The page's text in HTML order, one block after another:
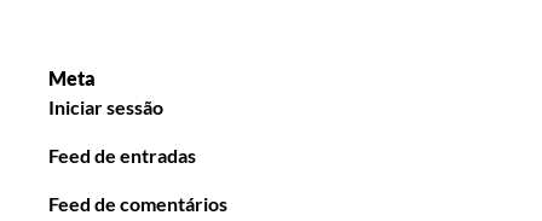
Meta
Iniciar sessão
Feed de entradas
Feed de comentários